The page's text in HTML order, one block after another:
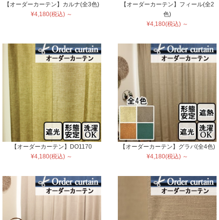
【オーダーカーテン】カルナ(全3色)
¥4,180(税込) ～
【オーダーカーテン】フィール(全2
色)
¥4,180(税込) ～
【オーダーカーテン】DO1170
¥4,180(税込) ～
【オーダーカーテン】グラバ(全4色)
¥4,180(税込) ～